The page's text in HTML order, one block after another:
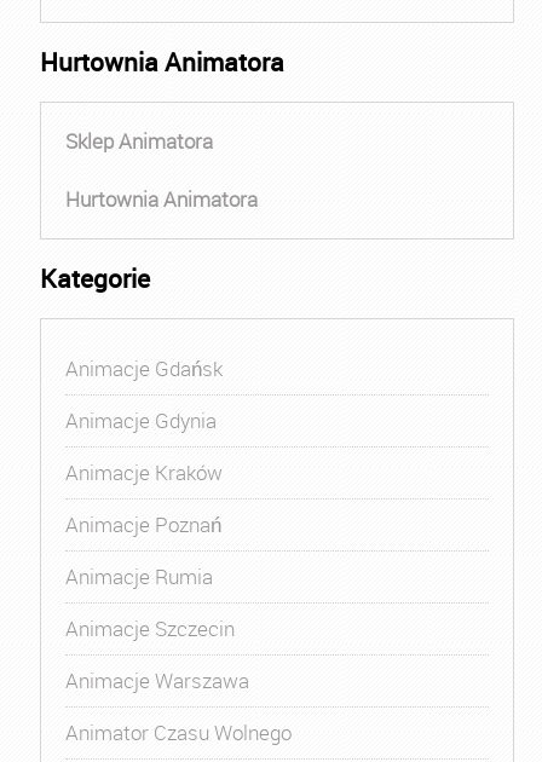
Hurtownia Animatora
Sklep Animatora
Hurtownia Animatora
Kategorie
Animacje Gdańsk
Animacje Gdynia
Animacje Kraków
Animacje Poznań
Animacje Rumia
Animacje Szczecin
Animacje Warszawa
Animator Czasu Wolnego